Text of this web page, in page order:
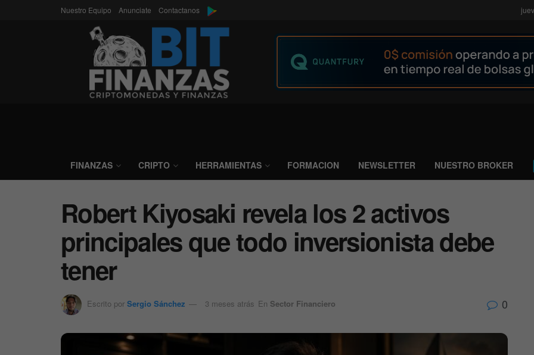
Nuestro Equipo Anunciate Contactanos
FINANZAS CRIPTO HERRAMIENTAS FORMACION NEWSLETTER NUESTRO BROKER
Robert Kiyosaki revela los 2 activos
principales que todo inversionista debe
tener
Escrito por Sergio Sánchez 3 meses atrás En Sector Financiero 0